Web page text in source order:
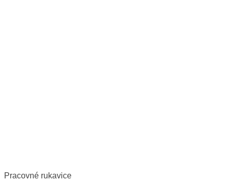
Pracovné rukavice